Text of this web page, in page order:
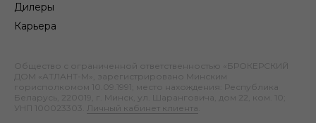
Дилеры
Карьера
Общество с ограниченной ответственностью «БРОКЕРСКИЙ
ДОМ «АТЛАНТ-М», зарегистрировано Минским
горисполкомом 10.09.1991; место нахождения: Республика
Беларусь, 220019, г. Минск, ул. Шаранговича, дом 22, ком. 10;
УНП 100023303.
Личный кабинет клиента